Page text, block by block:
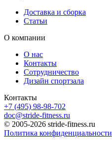
Доставка и сборка
Статьи
О компании
О нас
Контакты
Сотрудничество
Дизайн спортзала
Контакты
+7 (495) 98-98-702
doc@stride-fitness.ru
© 2005-2026 stride-fitness.ru
Политика конфиденциальности